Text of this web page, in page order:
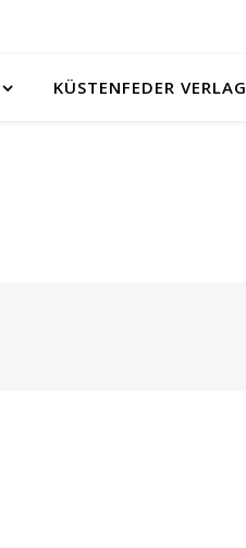
KÜSTENFEDER VERLAG